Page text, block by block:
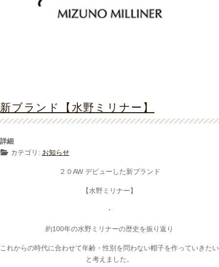
新ブランド【水野ミリナー】
詳細
カテゴリ: お知らせ
２０AW デビューした新ブランド
【水野ミリナー】
・
約100年の水野ミリナーの歴史を振り返り
これからの時代に合わせて年齢・性別を問わない帽子を作っていきたい
と考えました。